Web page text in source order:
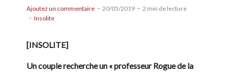
Ajoutez un commentaire 20/05/2019
2 min de lecture
Insolite
[INSOLITE]
Un couple recherche un « professeur Rogue de la